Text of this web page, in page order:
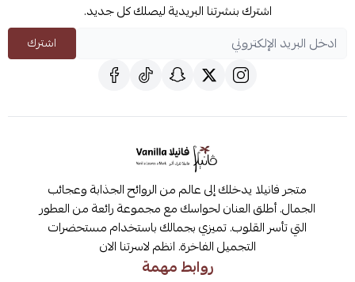
اشترك بنشرتنا البريدية ليصلك كل جديد.
اشترك
متجر فانيلا يدخلك إلى عالم من الروائح الجذابة وعجائب
الجمال. أطلق العنان لحواسك مع مجموعة رائعة من العطور
التي تأسر القلوب. تميزي بجمالك باستخدام مستحضرات
التجميل الفاخرة. انظم لاسرتنا الان
روابط مهمة